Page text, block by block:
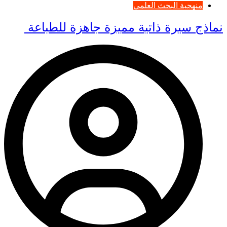
منهجية البحث العلمي
نماذج سيرة ذاتية مميزة جاهزة للطباعة